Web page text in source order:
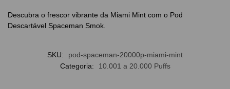
Descubra o frescor vibrante da Miami Mint com o Pod
Descartável Spaceman Smok.
SKU:
pod-spaceman-20000p-miami-mint
Categoria:
10.001 a 20.000 Puffs